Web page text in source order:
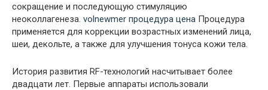
сокращение и последующую стимуляцию
неоколлагенеза. volnewmer процедура цена Процедура
применяется для коррекции возрастных изменений лица,
шеи, декольте, а также для улучшения тонуса кожи тела.
История развития RF-технологий насчитывает более
двадцати лет. Первые аппараты использовали